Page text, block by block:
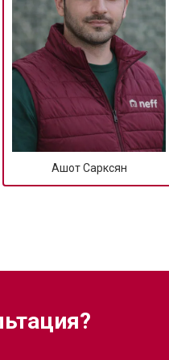
(восстановление)
Ашот Сарксян